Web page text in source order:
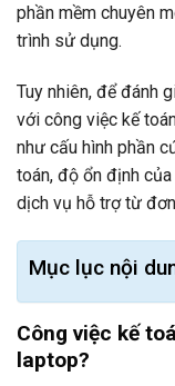
phần mềm chuyên
trình sử dụng.
Tuy nhiên, để đánh
với công việc kế
như cấu hình phần
toán, độ ổn định
dịch vụ hỗ trợ từ
Mục lục nội
Công việc kế
laptop?